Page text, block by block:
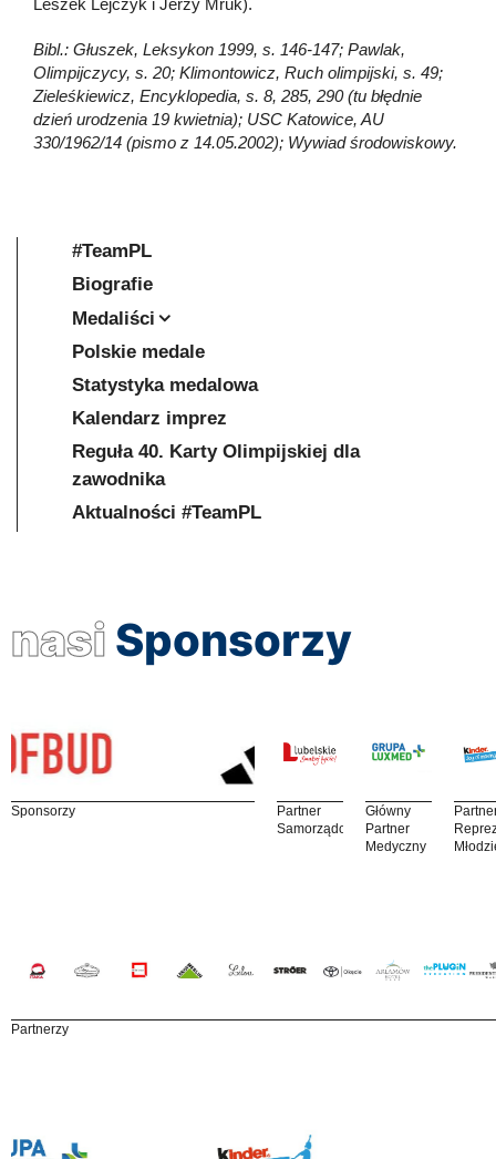
Bibl.: Głuszek, Leksykon 1999, s. 146-147; Pawlak,
Olimpijczycy, s. 20; Klimontowicz, Ruch olimpijski, s. 49;
Zieleśkiewicz, Encyklopedia, s. 8, 285, 290 (tu błędnie
dzień urodzenia 19 kwietnia); USC Katowice, AU
330/1962/14 (pismo z 14.05.2002); Wywiad środowiskowy.
#TeamPL
Biografie
Medaliści
Polskie medale
Statystyka medalowa
Kalendarz imprez
Reguła 40. Karty Olimpijskiej dla
zawodnika
Aktualności #TeamPL
nasi Sponsorzy
Sponsorzy
Partner
Samorządowy
Główny
Partner
Medyczny
Partnerzy